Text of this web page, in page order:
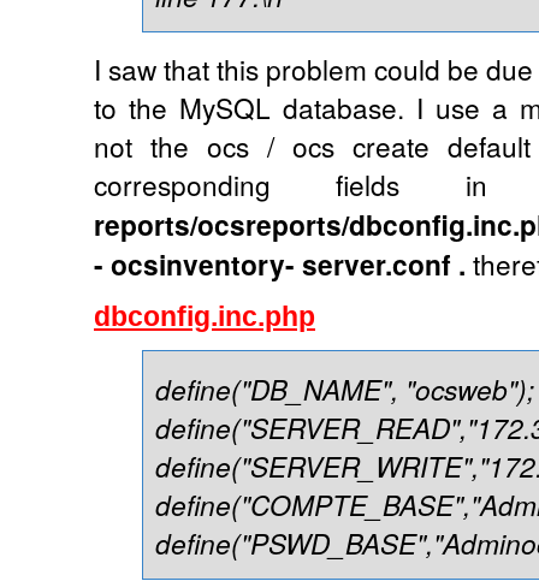
I saw that this problem could be
to the MySQL database. I use a
not the ocs / ocs create
corresponding fields
reports/ocsreports/
- ocsinventory- server.conf .
dbconfig.inc.php
define("DB_NAME", "ocsweb");